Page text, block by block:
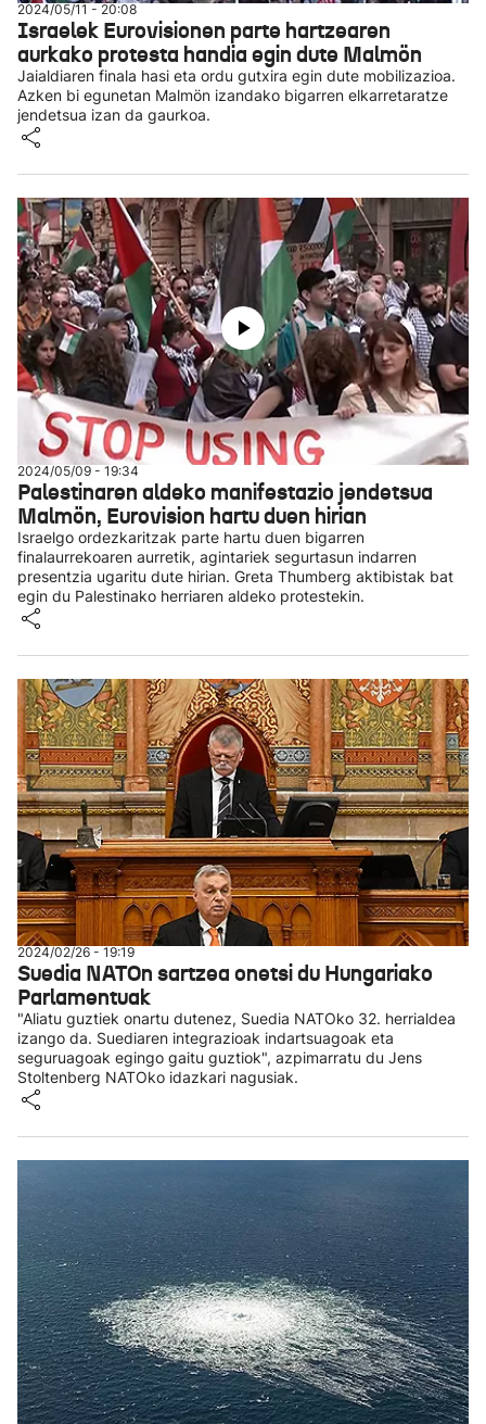
2024/05/11 - 20:08
Israelek Eurovisionen parte hartzearen
aurkako protesta handia egin dute Malmön
Jaialdiaren finala hasi eta ordu gutxira egin dute mobilizazioa.
Azken bi egunetan Malmön izandako bigarren elkarretaratze
jendetsua izan da gaurkoa.
2024/05/09 - 19:34
Palestinaren aldeko manifestazio jendetsua
Malmön, Eurovision hartu duen hirian
Israelgo ordezkaritzak parte hartu duen bigarren
finalaurrekoaren aurretik, agintariek segurtasun indarren
presentzia ugaritu dute hirian. Greta Thumberg aktibistak bat
egin du Palestinako herriaren aldeko protestekin.
2024/02/26 - 19:19
Suedia NATOn sartzea onetsi du Hungariako
Parlamentuak
"Aliatu guztiek onartu dutenez, Suedia NATOko 32. herrialdea
izango da. Suediaren integrazioak indartsuagoak eta
seguruagoak egingo gaitu guztiok", azpimarratu du Jens
Stoltenberg NATOko idazkari nagusiak.